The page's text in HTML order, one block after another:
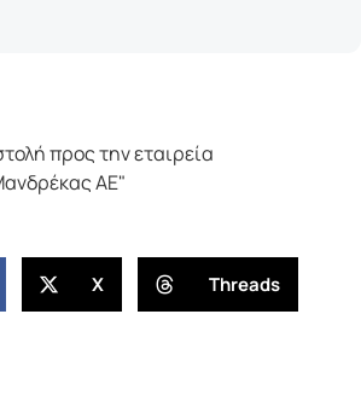
προς την εταιρεία
ΑΕ"
X Threads